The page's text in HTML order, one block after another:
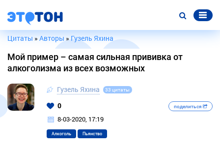
Цитаты » Авторы »Гузель Яхина
Мой пример – самая сильная прививка от
алкоголизма из всех возможных
Гузель Яхина 33 цитаты
0 поделиться
8-03-2020, 17:19
Алкоголь Пьянство